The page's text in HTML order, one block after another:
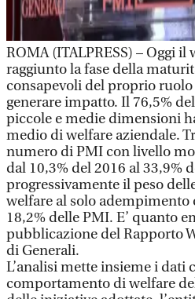
ROMA (ITALPRESS) – Oggi
raggiunto la fase della
consapevoli del proprio ruolo
generare impatto. Il 76,5%
piccole e medie dimensioni
medio di welfare aziendale.
numero di PMI con livello
dal 10,3% del 2016 al 33,9%
progressivamente il peso
welfare al solo
18,2% delle PMI. E’ quanto
pubblicazione del Rapporto
di Generali.
L’analisi mette insieme i dati
comportamento di welfare